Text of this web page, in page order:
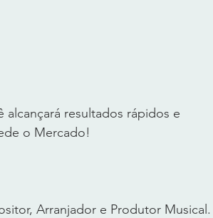
alcançará resultados rápidos e
pede o Mercado!
Arranjador e Produtor Musical.